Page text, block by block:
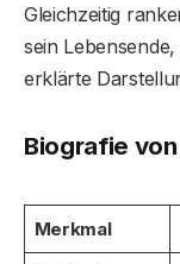
Gleichzeitig
sein
erklärte
Biografie
Merkmal